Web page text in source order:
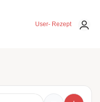
User- Rezept